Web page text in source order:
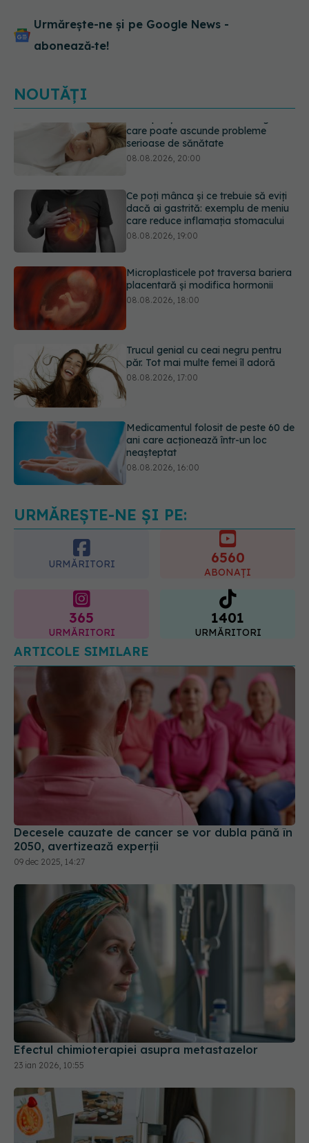
Urmărește-ne și pe Google News -
abonează‑te!
NOUTĂȚI
Ce poți mânca și ce trebuie să eviți
dacă ai gastrită: exemplu de meniu
Microplasticele pot traversa bariera
placentară și modifica hormonii
Trucul genial cu ceai negru pentru
Medicamentul folosit de peste 60 de
Transpirații nocturne: semnul ignorat
care poate ascunde probleme
URMĂREȘTE-NE ȘI PE:
URMĂRITORI 6560
ABONAȚI
365
URMĂRITORI
1401
URMĂRITORI
ARTICOLE SIMILARE
Decesele cauzate de cancer se vor dubla până în
2050, avertizează experții
09 dec 2025, 14:27
Efectul chimioterapiei asupra metastazelor
23 ian 2026, 10:55